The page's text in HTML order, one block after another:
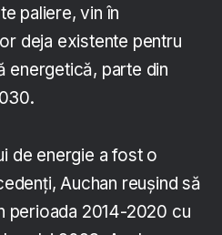
paliere, vin în
deja existente pentru
energetică, parte din
de energie a fost o
Auchan reușind să
perioada 2014-2020 cu